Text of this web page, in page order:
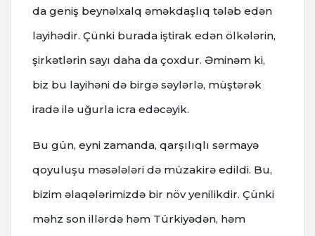
da geniş beynəlxalq əməkdaşlıq tələb edən
layihədir. Çünki burada iştirak edən ölkələrin,
şirkətlərin sayı daha da çoxdur. Əminəm ki,
biz bu layihəni də birgə səylərlə, müştərək
iradə ilə uğurla icra edəcəyik.
Bu gün, eyni zamanda, qarşılıqlı sərmayə
qoyuluşu məsələləri də müzakirə edildi. Bu,
bizim əlaqələrimizdə bir növ yenilikdir. Çünki
məhz son illərdə həm Türkiyədən, həm